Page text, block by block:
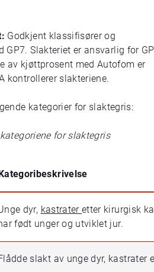
Godkjent klassifisører og
GP7. Slakteriet er ansvarlig for
av kjøttprosent med Autofom er
kontrollerer slakteriene.
kategorier for slaktegris:
for slaktegris
dyr, kastrater etter kirurgisk
født unger og utviklet jur.
slakt av unge dyr, kastrater